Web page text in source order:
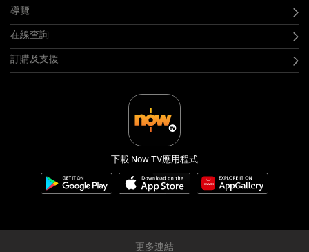
導覽
在線查詢
訂購及支援
下載 Now TV應用程式
更多連結